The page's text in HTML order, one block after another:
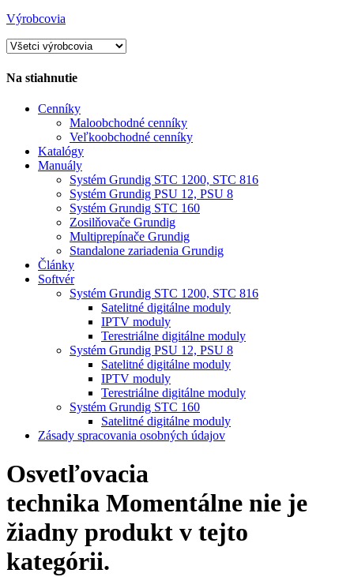
Výrobcovia
Na stiahnutie
Cenníky
Maloobchodné cenníky
Veľkoobchodné cenníky
Katalógy
Manuály
Systém Grundig STC 1200, STC 816
Systém Grundig PSU 12, PSU 8
Systém Grundig STC 160
Zosilňovače Grundig
Multiprepínače Grundig
Standalone zariadenia Grundig
Články
Softvér
Systém Grundig STC 1200, STC 816
Satelitné digitálne moduly
IPTV moduly
Terestriálne digitálne moduly
Systém Grundig PSU 12, PSU 8
Satelitné digitálne moduly
IPTV moduly
Terestriálne digitálne moduly
Systém Grundig STC 160
Satelitné digitálne moduly
Zásady spracovania osobných údajov
Osvetľovacia
technika Momentálne nie je
žiadny produkt v tejto
kategórii.